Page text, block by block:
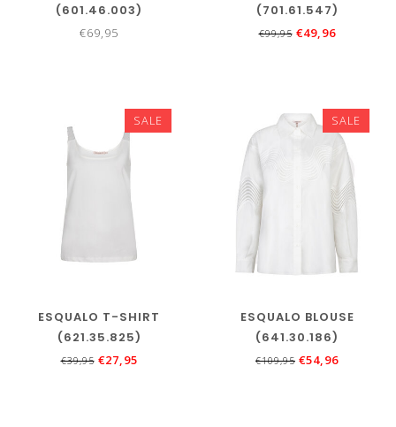
(601.46.003)
€69,95
(701.61.547)
€99,95 €49,96
SALE
ESQUALO T-SHIRT
(621.35.825)
€39,95 €27,95
SALE
ESQUALO BLOUSE
(641.30.186)
€109,95 €54,96